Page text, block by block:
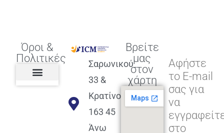
Όροι &
Πολιτικές
Σαρωνικού
33 &
Κρατίνου
163 45
Άνω
Βρείτε
μας
στον
χάρτη
Αφήστε
το E-mail
σας για
να
στο